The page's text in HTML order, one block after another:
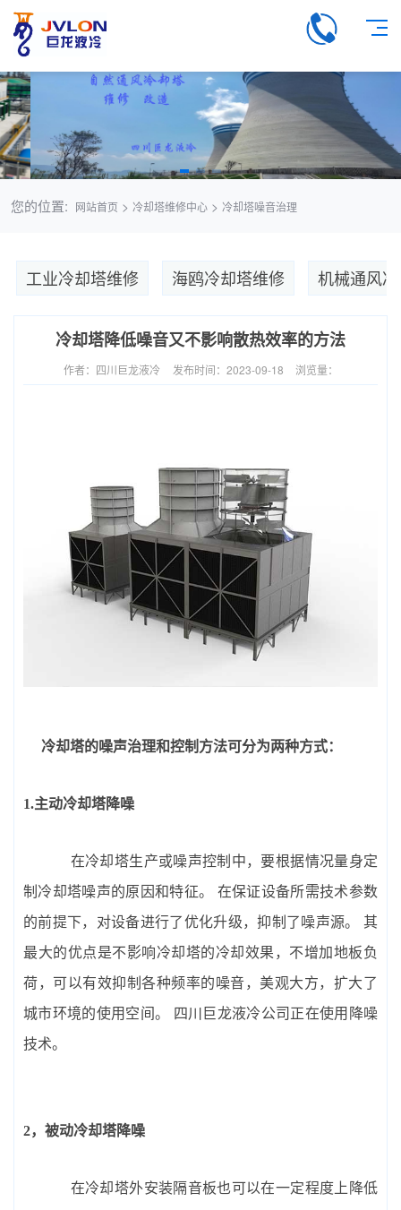
您的位置: 网站首页 > 冷却塔维修中心> 冷却塔噪音治理
工业冷却塔维修 海鸥冷却塔维修 机械通风
冷却塔降低噪音又不影响散热效率的方法
作者：四川巨龙液冷 发布时间：2023-09-18 浏览量：
冷却塔的噪声治理和控制方法可分为两种方式：
1.主动冷却塔降噪
在冷却塔生产或噪声控制中，要根据情况量身定
制冷却塔噪声的原因和特征。 在保证设备所需技术参数
的前提下，对设备进行了优化升级，抑制了噪声源。 其
最大的优点是不影响冷却塔的冷却效果，不增加地板负
荷，可以有效抑制各种频率的噪音，美观大方，扩大了
城市环境的使用空间。 四川巨龙液冷公司正在使用降噪
技术。
2，被动冷却塔降噪
在冷却塔外安装隔音板也可以在一定程度上降低